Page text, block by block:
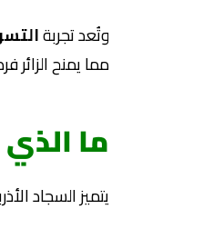
وتُعد تجربة
مما يمنح
ما الذي
يتميز السجاد